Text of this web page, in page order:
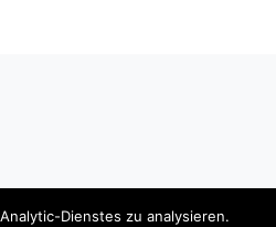
Dienstes zu analysieren.